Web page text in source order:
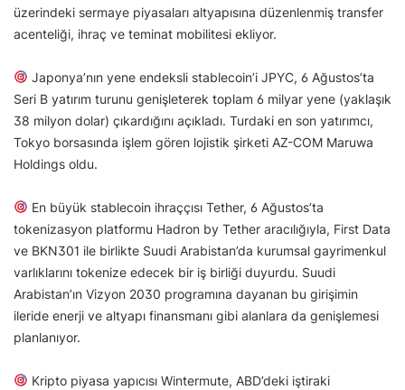
üzerindeki sermaye piyasaları altyapısına düzenlenmiş transfer
acenteliği, ihraç ve teminat mobilitesi ekliyor.
Japonya’nın yene endeksli stablecoin’i JPYC, 6 Ağustos’ta
Seri B yatırım turunu genişleterek toplam 6 milyar yene (yaklaşık
38 milyon dolar) çıkardığını açıkladı. Turdaki en son yatırımcı,
Tokyo borsasında işlem gören lojistik şirketi AZ-COM Maruwa
Holdings oldu.
En büyük stablecoin ihraççısı Tether, 6 Ağustos’ta
tokenizasyon platformu Hadron by Tether aracılığıyla, First Data
ve BKN301 ile birlikte Suudi Arabistan’da kurumsal gayrimenkul
varlıklarını tokenize edecek bir iş birliği duyurdu. Suudi
Arabistan’ın Vizyon 2030 programına dayanan bu girişimin
ileride enerji ve altyapı finansmanı gibi alanlara da genişlemesi
planlanıyor.
Kripto piyasa yapıcısı Wintermute, ABD’deki iştiraki